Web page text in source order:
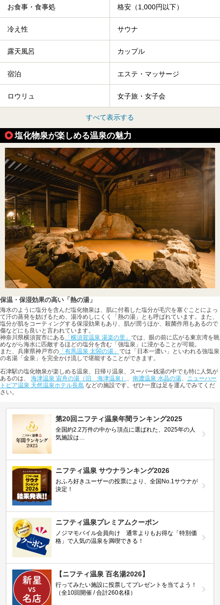
お食事・食事処 格安（1,000円以下）
冷え性 サウナ
露天風呂 カップル
宿泊 エステ・マッサージ
ロウリュ 女子旅・女子会
すべて表示する
塩化物泉が楽しめる温泉の魅力
保温・保湿効果の高い「熱の湯」
海水のように塩分を含んだ塩化物泉は、肌に付着した塩分が毛穴を塞ぐことによっ
て汗の蒸発を妨げるため、湯冷めしにくく「熱の湯」とも呼ばれています。また、
塩分が肌をコーティングする保湿効果もあり、肌が潤うほか、殺菌作用もあるので
傷などにも良いと言われています。
神奈川県横須賀市にある 「横須賀温泉 湯楽の里」 では、眼の前に広がる東京湾を眺
めながら海水に匹敵するほどの塩分を含む「強塩泉」に浸かることが可能。
また、兵庫県神戸市の 「有馬温泉 太閤の湯」 では「日本一濃い」といわれる強塩泉
の名湯「金泉」を完全かけ流しで堪能することができます。
石津駅の塩化物泉が楽しめる温泉、日帰り温泉、スーパー銭湯の中でも特に人気が
あるのは、 海津温泉 宙舟の湯（旧 海津温泉） 、 南濃温泉 水晶の湯、 ニューハー
トピア温泉 天然温泉ホテル長島 などの施設です。ぜひ一度は足を運んでみてくだ
さい。
第20回ニフティ温泉年間ランキング2025
全国約2.2万件の中から頂点に選ばれた、2025年の人
気施設は…
ニフティ温泉 サウナランキング2026
おふろ好きユーザーの投票により、全国No.1サウナが
決定！
ニフティ温泉プレミアムクーポン
ノジマモバイル会員向け 通常よりもお得な「特別価
格」で人気の温泉を満喫できる！
【ニフティ温泉 百名湯2026】
行ってみたい施設に投票してプレゼントを当てよう！
（全10回開催 / 合計260名様）